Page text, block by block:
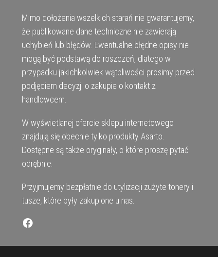
Mimo dołożenia wszelkich starań nie gwarantujemy,
że publikowane dane techniczne nie zawierają
uchybień lub błędów. Ewentualne błędne opisy nie
mogą być podstawą do roszczeń, dlatego w
przypadku jakichkolwiek wątpliwości prosimy przed
podjęciem decyzji o zakupie o kontakt z
handlowcem.
W wyświetlanej ofercie sklepu internetowego
znajdują się obecnie tylko produkty Asarto.
Dostępne są także oryginały, o które proszę pytać
odrębnie.
Przyjmujemy bezpłatnie do utylizacji zużyte tonery i
tusze, które były zakupione u nas.
Facebook